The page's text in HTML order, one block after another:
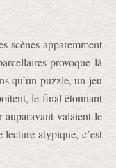
scènes apparemment
provoque là
qu’un puzzle, un jeu
le final étonnant
auparavant valaient le
atypique, c’est